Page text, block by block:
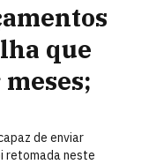
que
de enviar
retomada neste